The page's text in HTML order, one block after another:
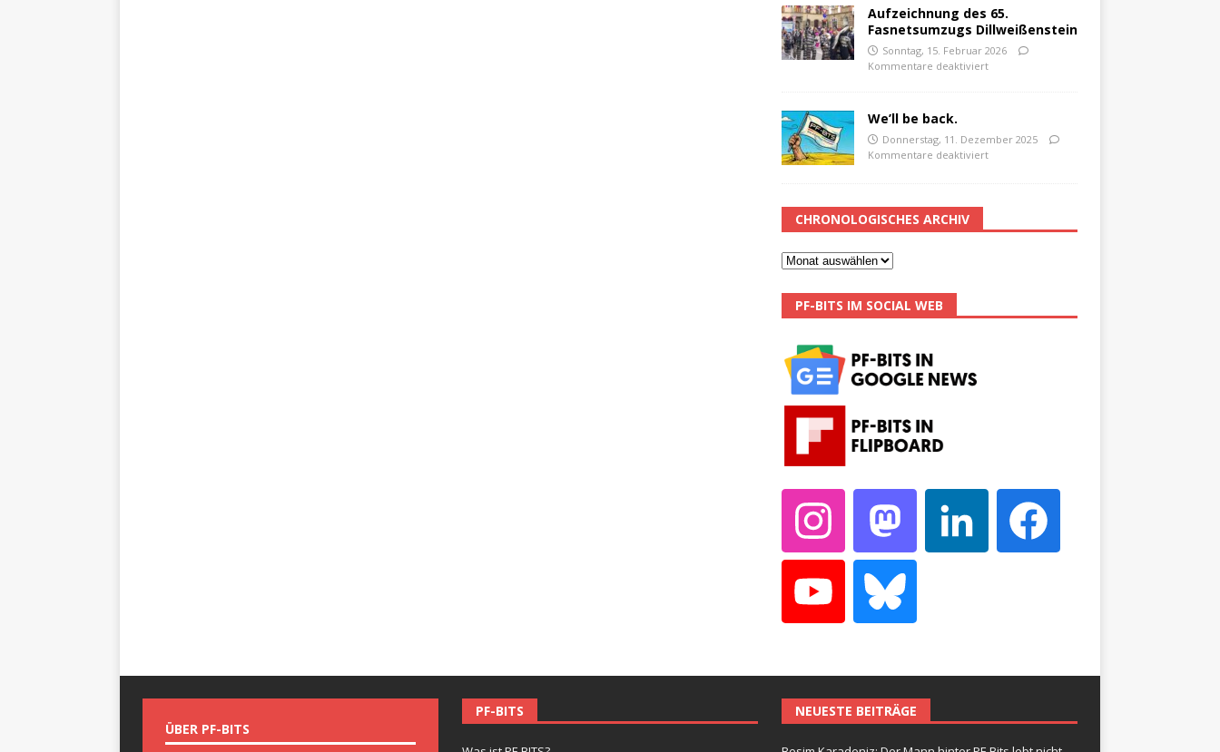
Aufzeichnung des 65.
Fasnetsumzugs Dillweißenstein
Sonntag, 15. Februar 2026
Kommentare deaktiviert
We’ll be back.
Donnerstag, 11. Dezember 2025
Kommentare deaktiviert
CHRONOLOGISCHES ARCHIV
PF-BITS IM SOCIAL WEB
ÜBER PF-BITS
PF-BITS NEUESTE BEITRÄGE